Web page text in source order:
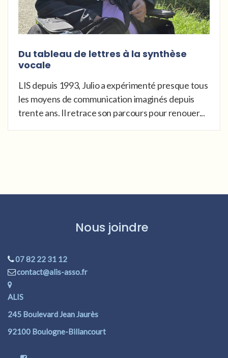
Du tableau de lettres à la synthèse
vocale
LIS depuis 1993, Julio a expérimenté presque tous
les moyens de communication imaginés depuis
trente ans. Il retrace son parcours pour renouer...
Nous joindre
07 82 22 31 12
contact@alis-asso.fr
ALIS
245 Boulevard Jean Jaurès
92100 Boulogne-Billancourt